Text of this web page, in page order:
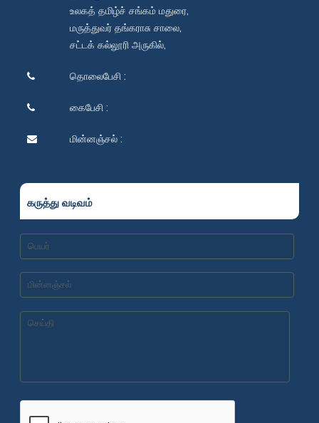
உலகத் தமிழ்ச் சங்கம் மதுரை,
மருத்துவர் தங்கராசு சாலை,
சட்டக் கல்லூரி அருகில்,
தொலைபேசி :
கைபேசி :
மின்னஞ்சல் :
கருத்து வடிவம்